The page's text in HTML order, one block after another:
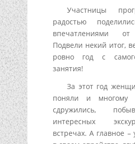
Участницы
радостью
впечатлениями
Подвели некий итог,
ровно год с
занятия!
За этот год
поняли и многому
сдружились,
интересных
встречах. А главное –